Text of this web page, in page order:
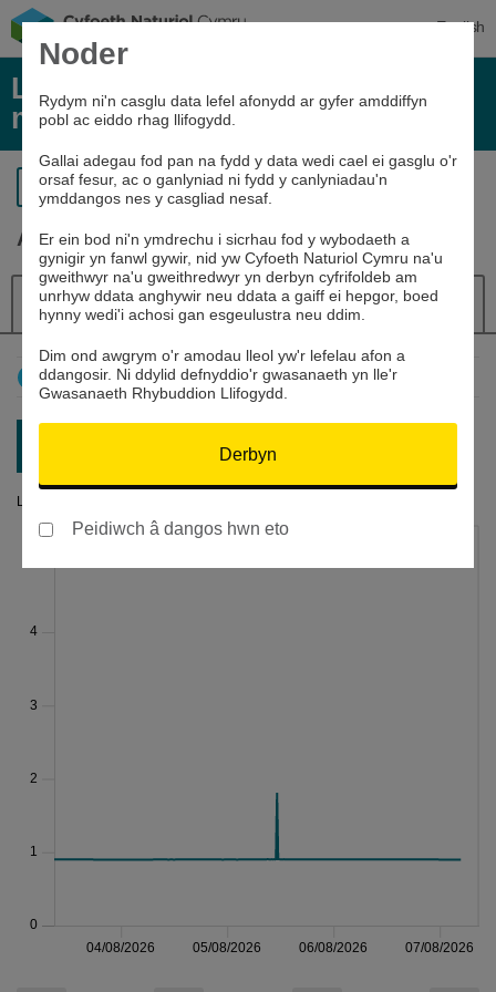
English
Lefelau afonydd, glawiad, a data
môr
Yn ôl i’r chwiliad
Afon Gwy yn Llanfair-ym-Muallt
Manylion Lefel yr afon Llywiwr
Sut mae defnyddio'r graff hwn
Lefel yr afon (m)
Noder
Rydym ni'n casglu data lefel afonydd ar gyfer amddiffyn
pobl ac eiddo rhag llifogydd.
Gallai adegau fod pan na fydd y data wedi cael ei gasglu o'r
orsaf fesur, ac o ganlyniad ni fydd y canlyniadau'n
ymddangos nes y casgliad nesaf.
Er ein bod ni'n ymdrechu i sicrhau fod y wybodaeth a
gynigir yn fanwl gywir, nid yw Cyfoeth Naturiol Cymru na'u
gweithwyr na'u gweithredwyr yn derbyn cyfrifoldeb am
unrhyw ddata anghywir neu ddata a gaiff ei hepgor, boed
hynny wedi'i achosi gan esgeulustra neu ddim.
Dim ond awgrym o'r amodau lleol yw'r lefelau afon a
ddangosir. Ni ddylid defnyddio'r gwasanaeth yn lle'r
Gwasanaeth Rhybuddion Llifogydd.
Derbyn
Peidiwch â dangos hwn eto